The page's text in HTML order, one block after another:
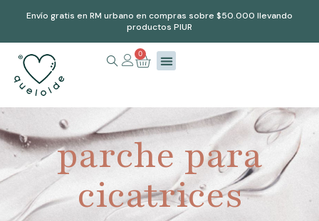
Envío gratis en RM urbano en compras sobre $50.000 llevando
productos PIUR
0
parche para
cicatrices